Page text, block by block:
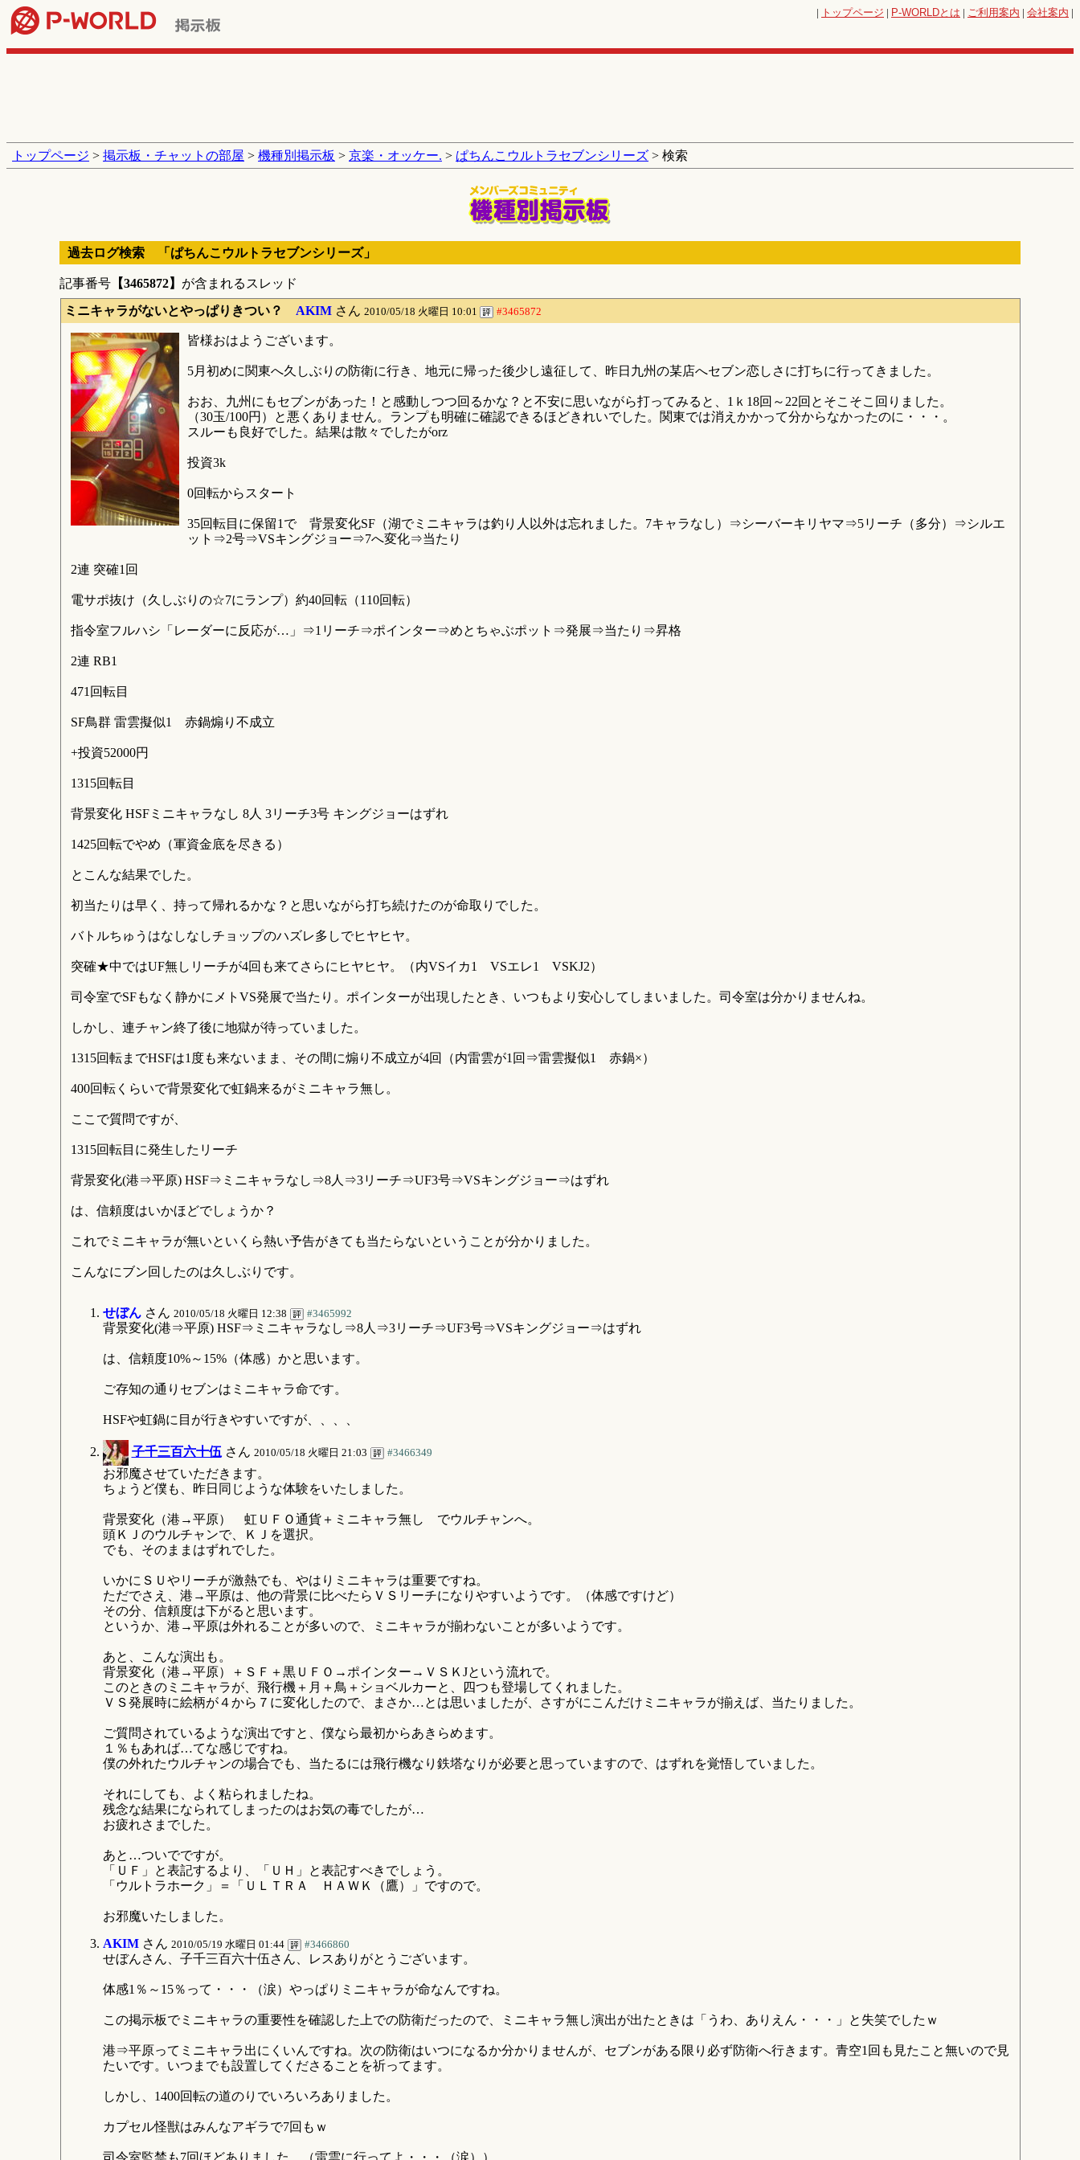
| トップページ | P-WORLDとは | ご利用案内 | 会社案内 |
トップページ > 掲示板・チャットの部屋 > 機種別掲示板 > 京楽・オッケー. > ぱちんこウルトラセブンシリーズ > 検索
過去ログ検索 「ぱちんこウルトラセブンシリーズ」
記事番号 【3465872】 が含まれるスレッド
ミニキャラがないとやっぱりきつい？ AKIMさん 2010/05/18 火曜日 10:01 #3465872
皆様おはようございます。
5月初めに関東へ久しぶりの防衛に行き、地元に帰った後少し遠征して、昨日九州の某店へセブン恋しさに打ちに行ってきました。
おお、九州にもセブンがあった！と感動しつつ回るかな？と不安に思いながら打ってみると、1ｋ18回～22回とそこそこ回りました。
（30玉/100円）と悪くありません。ランプも明確に確認できるほどきれいでした。関東では消えかかって分からなかったのに・・・。
スルーも良好でした。結果は散々でしたがorz
投資3k
0回転からスタート
35回転目に保留1で 背景変化SF（湖でミニキャラは釣り人以外は忘れました。7キャラなし）⇒シーバーキリヤマ⇒5リーチ（多分）⇒シルエ
ット⇒2号⇒VSキングジョー⇒7へ変化⇒当たり
2連 突確1回
電サポ抜け（久しぶりの☆7にランプ）約40回転（110回転）
指令室フルハシ「レーダーに反応が…」⇒1リーチ⇒ポインター⇒めとちゃぶポット⇒発展⇒当たり⇒昇格
2連 RB1
471回転目
SF鳥群 雷雲擬似1 赤鍋煽り不成立
+投資52000円
1315回転目
背景変化 HSFミニキャラなし 8人 3リーチ3号 キングジョーはずれ
1425回転でやめ（軍資金底を尽きる）
とこんな結果でした。
初当たりは早く、持って帰れるかな？と思いながら打ち続けたのが命取りでした。
バトルちゅうはなしなしチョップのハズレ多しでヒヤヒヤ。
突確★中ではUF無しリーチが4回も来てさらにヒヤヒヤ。（内VSイカ1 VSエレ1 VSKJ2）
司令室でSFもなく静かにメトVS発展で当たり。ポインターが出現したとき、いつもより安心してしまいました。司令室は分かりませんね。
しかし、連チャン終了後に地獄が待っていました。
1315回転までHSFは1度も来ないまま、その間に煽り不成立が4回（内雷雲が1回⇒雷雲擬似1 赤鍋×）
400回転くらいで背景変化で虹鍋来るがミニキャラ無し。
ここで質問ですが、
1315回転目に発生したリーチ
背景変化(港⇒平原) HSF⇒ミニキャラなし⇒8人⇒3リーチ⇒UF3号⇒VSキングジョー⇒はずれ
は、信頼度はいかほどでしょうか？
これでミニキャラが無いといくら熱い予告がきても当たらないということが分かりました。
こんなにブン回したのは久しぶりです。
せぼんさん 2010/05/18 火曜日 12:38 #3465992
背景変化(港⇒平原) HSF⇒ミニキャラなし⇒8人⇒3リーチ⇒UF3号⇒VSキングジョー⇒はずれ
は、信頼度10%～15%（体感）かと思います。
ご存知の通りセブンはミニキャラ命です。
HSFや虹鍋に目が行きやすいですが、、、、
子千三百六十伍 さん 2010/05/18 火曜日 21:03 #3466349
お邪魔させていただきます。
ちょうど僕も、昨日同じような体験をいたしました。
背景変化（港→平原） 虹ＵＦＯ通貨＋ミニキャラ無し でウルチャンへ。
頭ＫＪのウルチャンで、ＫＪを選択。
でも、そのままはずれでした。
いかにＳＵやリーチが激熱でも、やはりミニキャラは重要ですね。
ただでさえ、港→平原は、他の背景に比べたらＶＳリーチになりやすいようです。（体感ですけど）
その分、信頼度は下がると思います。
というか、港→平原は外れることが多いので、ミニキャラが揃わないことが多いようです。
あと、こんな演出も。
背景変化（港→平原）＋ＳＦ＋黒ＵＦＯ→ポインター→ＶＳＫJという流れで。
このときのミニキャラが、飛行機＋月＋鳥＋ショベルカーと、四つも登場してくれました。
ＶＳ発展時に絵柄が４から７に変化したので、まさか…とは思いましたが、さすがにこんだけミニキャラが揃えば、当たりました。
ご質問されているような演出ですと、僕なら最初からあきらめます。
１％もあれば…てな感じですね。
僕の外れたウルチャンの場合でも、当たるには飛行機なり鉄塔なりが必要と思っていますので、はずれを覚悟していました。
それにしても、よく粘られましたね。
残念な結果になられてしまったのはお気の毒でしたが…
お疲れさまでした。
あと…ついでですが。
「ＵＦ」と表記するより、「ＵＨ」と表記すべきでしょう。
「ウルトラホーク」＝「ＵＬＴＲＡ ＨＡＷＫ（鷹）」ですので。
お邪魔いたしました。
AKIMさん 2010/05/19 水曜日 01:44 #3466860
せぼんさん、子千三百六十伍さん、レスありがとうございます。
体感1％～15％って・・・（涙）やっぱりミニキャラが命なんですね。
この掲示板でミニキャラの重要性を確認した上での防衛だったので、ミニキャラ無し演出が出たときは「うわ、ありえん・・・」と失笑でしたｗ
港⇒平原ってミニキャラ出にくいんですね。次の防衛はいつになるか分かりませんが、セブンがある限り必ず防衛へ行きます。青空1回も見たこと無いので見
たいです。いつまでも設置してくださることを祈ってます。
しかし、1400回転の道のりでいろいろありました。
カプセル怪獣はみんなアギラで7回もｗ
司令室監禁も7回ほどありました。（雷雲に行ってよ・・・（涙））